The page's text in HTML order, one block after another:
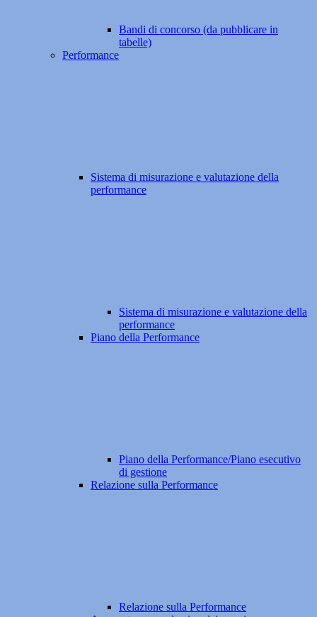
Bandi di concorso (da pubblicare in
tabelle)
Performance
Sistema di misurazione e valutazione della
performance
Sistema di misurazione e valutazione della
performance
Piano della Performance
Piano della Performance/Piano esecutivo
di gestione
Relazione sulla Performance
Relazione sulla Performance